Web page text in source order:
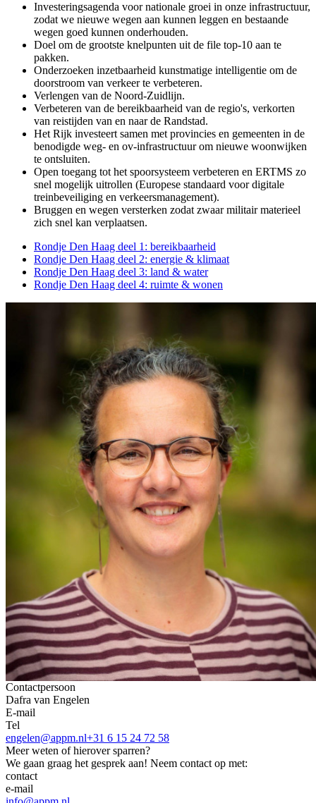
Investeringsagenda voor nationale groei in onze infrastructuur,
zodat we nieuwe wegen aan kunnen leggen en bestaande
wegen goed kunnen onderhouden.
Doel om de grootste knelpunten uit de file top-10 aan te
pakken.
Onderzoeken inzetbaarheid kunstmatige intelligentie om de
doorstroom van verkeer te verbeteren.
Verlengen van de Noord-Zuidlijn.
Verbeteren van de bereikbaarheid van de regio's, verkorten
van reistijden van en naar de Randstad.
Het Rijk investeert samen met provincies en gemeenten in de
benodigde weg- en ov-infrastructuur om nieuwe woonwijken
te ontsluiten.
Open toegang tot het spoorsysteem verbeteren en ERTMS zo
snel mogelijk uitrollen (Europese standaard voor digitale
treinbeveiliging en verkeersmanagement).
Bruggen en wegen versterken zodat zwaar militair materieel
zich snel kan verplaatsen.
Rondje Den Haag deel 1: bereikbaarheid
Rondje Den Haag deel 2: energie & klimaat
Rondje Den Haag deel 3: land & water
Rondje Den Haag deel 4: ruimte & wonen
Contactpersoon
Dafra van Engelen
E-mail
Tel
engelen@appm.nl+31 6 15 24 72 58
Meer weten of hierover sparren?
We gaan graag het gesprek aan! Neem contact op met:
contact
e-mail